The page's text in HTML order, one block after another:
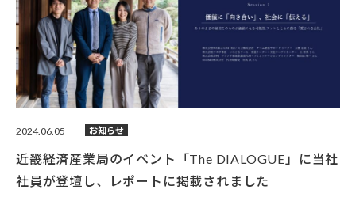
2024.06.05 お知らせ
近畿経済産業局のイベント「The DIALOGUE」に当社
社員が登壇し、レポートに掲載されました